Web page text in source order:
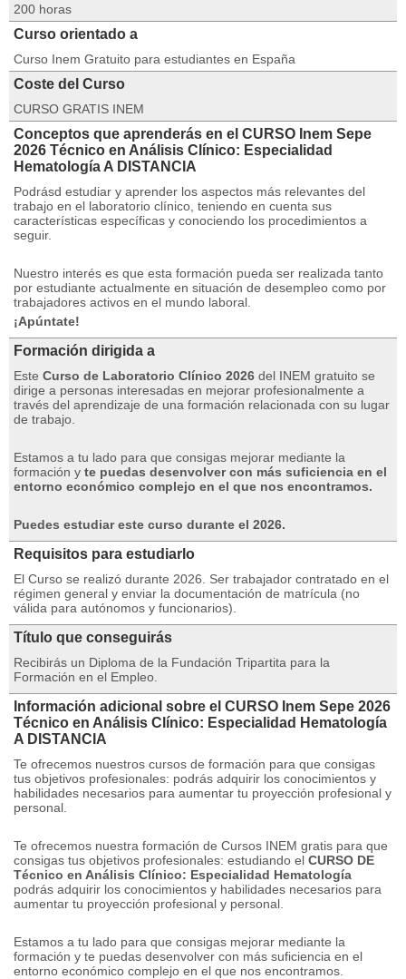
200 horas
Curso orientado a
Curso Inem Gratuito para estudiantes en España
Coste del Curso
CURSO GRATIS INEM
Conceptos que aprenderás en el CURSO Inem Sepe
2026 Técnico en Análisis Clínico: Especialidad
Hematología A DISTANCIA
Podrásd estudiar y aprender los aspectos más relevantes del
trabajo en el laboratorio clínico, teniendo en cuenta sus
características específicas y conociendo los procedimientos a
seguir.
Nuestro interés es que esta formación pueda ser realizada tanto
por estudiante actualmente en situación de desempleo como por
trabajadores activos en el mundo laboral.
¡Apúntate!
Formación dirigida a
Este Curso de Laboratorio Clínico 2026 del INEM gratuito se
dirige a personas interesadas en mejorar profesionalmente a
través del aprendizaje de una formación relacionada con su lugar
de trabajo.
Estamos a tu lado para que consigas mejorar mediante la
formación y te puedas desenvolver con más suficiencia en el
entorno económico complejo en el que nos encontramos.
Puedes estudiar este curso durante el 2026.
Requisitos para estudiarlo
El Curso se realizó durante 2026. Ser trabajador contratado en el
régimen general y enviar la documentación de matrícula (no
válida para autónomos y funcionarios).
Título que conseguirás
Recibirás un Diploma de la Fundación Tripartita para la
Formación en el Empleo.
Información adicional sobre el CURSO Inem Sepe 2026
Técnico en Análisis Clínico: Especialidad Hematología
A DISTANCIA
Te ofrecemos nuestros cursos de formación para que consigas
tus objetivos profesionales: podrás adquirir los conocimientos y
habilidades necesarios para aumentar tu proyección profesional y
personal.
Te ofrecemos nuestra formación de Cursos INEM gratis para que
consigas tus objetivos profesionales: estudiando el CURSO DE
Técnico en Análisis Clínico: Especialidad Hematología
podrás adquirir los conocimientos y habilidades necesarios para
aumentar tu proyección profesional y personal.
Estamos a tu lado para que consigas mejorar mediante la
formación y te puedas desenvolver con más suficiencia en el
entorno económico complejo en el que nos encontramos.